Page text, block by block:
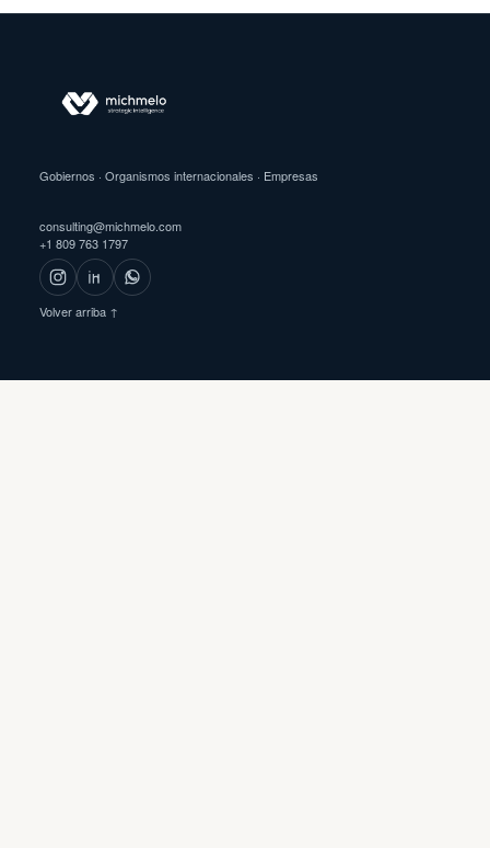
Gobiernos · Organismos internacionales · Empresas
consulting@michmelo.com
+1 809 763 1797
Volver arriba ↑